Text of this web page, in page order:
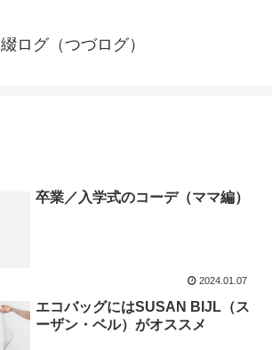
綴ログ（つづログ）
卒業／入学式のコーデ（ママ編）
2024.01.07
エコバッグにはSUSAN BIJL（ス
ーザン・ベル）がオススメ